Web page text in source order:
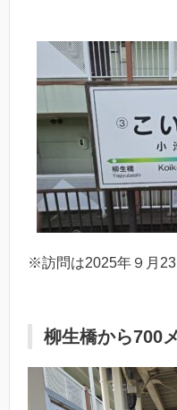
※訪問は2025年９月23
柳生橋から700